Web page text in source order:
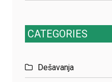
CATEGORIES
Dešavanja